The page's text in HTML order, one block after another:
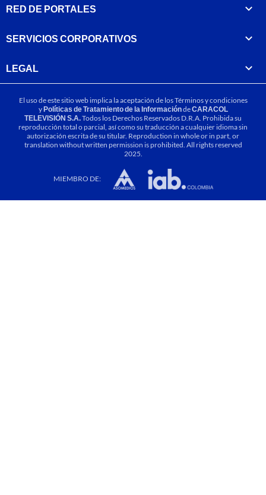
RED DE PORTALES
SERVICIOS CORPORATIVOS
LEGAL
El uso de este sitio web implica la aceptación de losTérminos y condiciones
yPolíticas de Tratamiento de la InformacióndeCARACOL
TELEVISIÓN S.A.Todos los Derechos Reservados D.R.A. Prohibida su
reproducción total o parcial, así como su traducción a cualquier idioma sin
autorización escrita de su titular. Reproduction in whole or in part, or
translation without written permission is prohibited. All rights reserved
2025.
MIEMBRO DE: